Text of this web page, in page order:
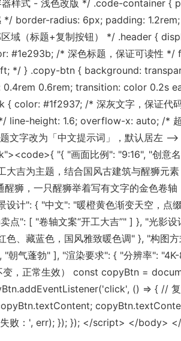
样式 - 浅色改版 */ .code-container
*/ border-radius: 6px; padding:
域（标题+复制按钮） */ .header {
#1e293b; /* 深色标题，保证可读性
*/ } .copy-btn { background:
0.6rem; transition: color 0.2s
{ color: #1f2937; /* 深灰文字，保证
line-height: 1.6; overflow-x: auto; /
文字改为「中文提示词」，默认居
"{ "画面比例": "9:16", "创意名
吉为主题，结合国风古建筑与醒狮元
醒狮，一只醒狮举着写有文字的金色卷
计": { "中文": "暖橙黄色渐变天空，
卖点": [ "卷轴文案“开工大吉”" ] }, "光
、藏蓝色，国风雅致暖色调" }, "构图
"朝气蓬勃" ], "渲染要求": { "分辨率":
，正常生效） const copyBtn =
() => { //
败：', err); }); }); </script> </body>